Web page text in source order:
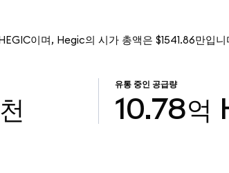
이며, Hegic의 시가 총액은 $1541.86만입니
유통 중인 공급량
10.78억